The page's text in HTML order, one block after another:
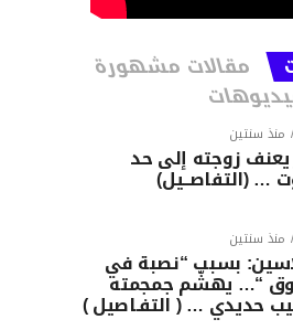
مقالات مشهورة
منذ سنتين
يعنف زوجته إلى حد
… (التفاصــيل)
منذ سنتين
بسبب “نصبة في
“… يهشّم جمجمته
حديدي … ( التفـاصيل )